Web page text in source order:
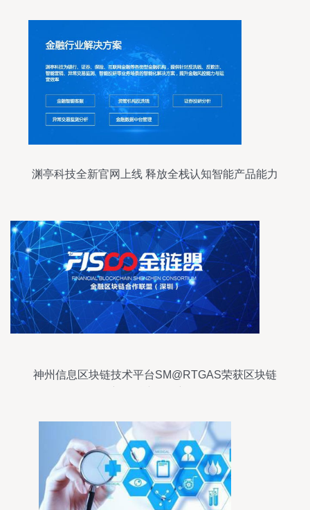
渊亭科技全新官网上线 释放全栈认知智能产品能力
神州信息区块链技术平台SM@RTGAS荣获区块链